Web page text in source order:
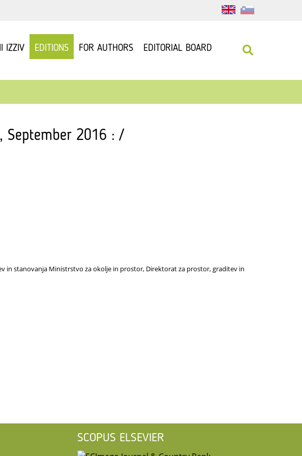
IZZIV EDITIONS FOR AUTHORS EDITORIAL BOARD
September 2016 : /
in stanovanja Ministrstvo za okolje in prostor, Direktorat za prostor, graditev in
SCOPUS ELSEVIER